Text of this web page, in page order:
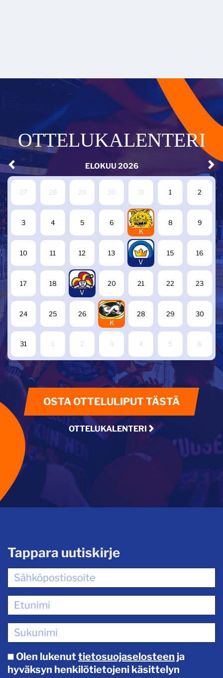
OTTELUKALENTERI
ELOKUU 2026
27 28 29 30 31 1 2
3 4 5 6
7
K
8 9
10 11 12 13
14
V
15 16
17 18
19
V
20 21 22 23
24 25 26
27
K
28 29 30
31 1 2 3 4 5 6
OSTA OTTELULIPUT TÄSTÄ
OTTELUKALENTERI
Tappara uutiskirje
Olen lukenut tietosuojaselosteen ja
hyväksyn henkilötietojeni käsittelyn